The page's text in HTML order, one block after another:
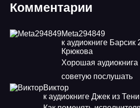
Комментарии
Meta294849
к аудиокниге
Крюкова
Хорошая
советую послушать
Виктор
к аудиокниге Джек из